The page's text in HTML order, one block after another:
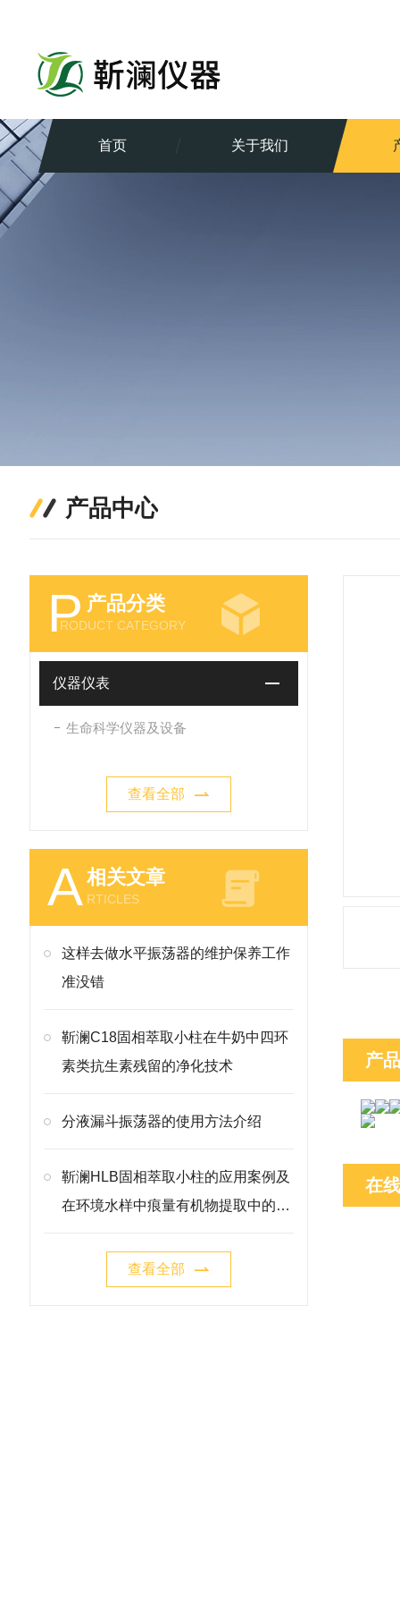
首页 关于我们
产品中心
P 产品分类
RODUCT CATEGORY
仪器仪表
生命科学仪器及设备
查看全部
A相关文章
RTICLES
这样去做水平振荡器的维护保养工作
准没错
靳澜C18固相萃取小柱在牛奶中四环
素类抗生素残留的净化技术
分液漏斗振荡器的使用方法介绍
靳澜HLB固相萃取小柱的应用案例及
在环境水样中痕量有机物提取中的实
查看全部
产
在